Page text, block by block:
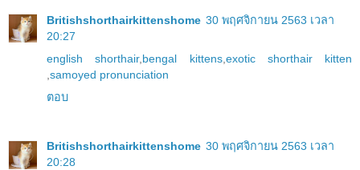
Britishshorthairkittenshome 30 พฤศจิกายน 2563 เวลา
20:27
english shorthair, bengal kittens, exotic shorthair kitten
samoyed pronunciation
ตอบ
Britishshorthairkittenshome 30 พฤศจิกายน 2563 เวลา
20:28